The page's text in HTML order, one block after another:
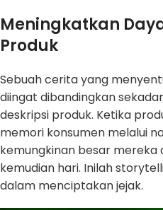
Meningkatkan
Produk
Sebuah cerita yang
diingat dibandingkan
deskripsi produk. Ketika
memori konsumen melalui
kemungkinan besar
kemudian hari. Inilah
dalam menciptakan jejak.